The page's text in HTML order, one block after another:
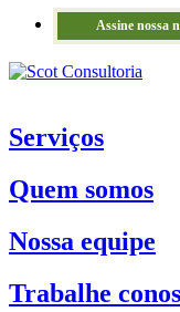
Assine nossa
Serviços
Quem somos
Nossa equipe
Trabalhe